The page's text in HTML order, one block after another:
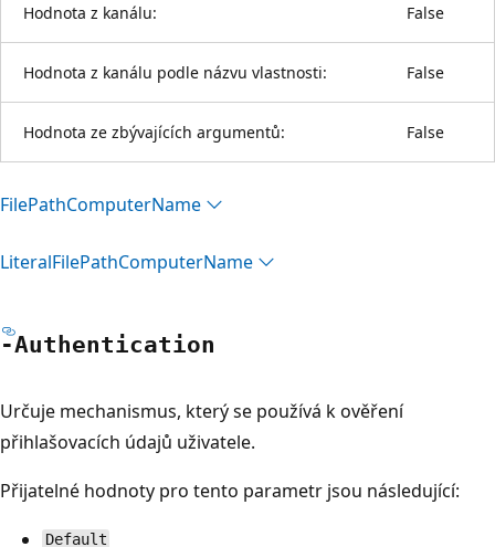
Hodnota z kanálu: False
Hodnota z kanálu podle názvu vlastnosti: False
Hodnota ze zbývajících argumentů: False
FilePathComputerName
LiteralFilePathComputerName
-Authentication
Určuje mechanismus, který se používá k ověření
přihlašovacích údajů uživatele.
Přijatelné hodnoty pro tento parametr jsou následující:
Default